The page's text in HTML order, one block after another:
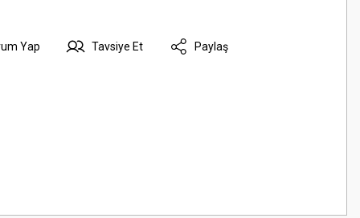
Yap Tavsiye Et Paylaş